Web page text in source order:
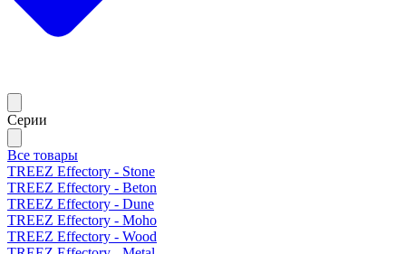
Серии
Все товары
TREEZ Effectory - Stone
TREEZ Effectory - Beton
TREEZ Effectory - Dune
TREEZ Effectory - Moho
TREEZ Effectory - Wood